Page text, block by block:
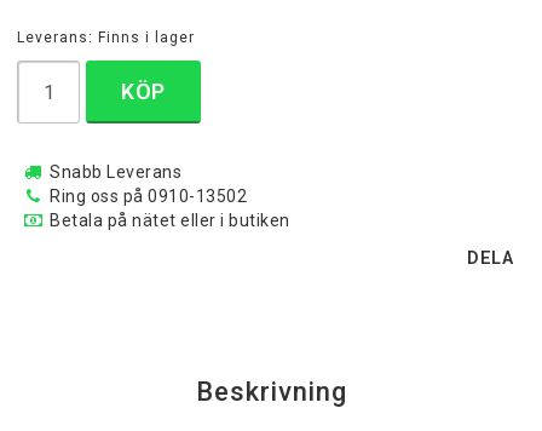
Leverans: Finns i lager
KÖP
Snabb Leverans
Ring oss på 0910-13502
Betala på nätet eller i butiken
DELA
Beskrivning